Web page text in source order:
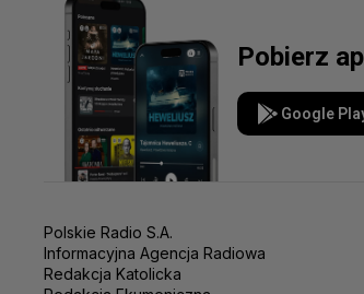
Pobierz
Google
Polskie Radio S.A.
Informacyjna Agencja Radiowa
Redakcja Katolicka